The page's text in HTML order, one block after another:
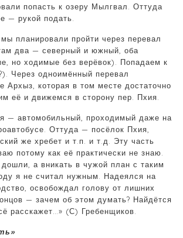
попасть к озеру Мылгвал. Оттуда
— рукой подать.
планировали пройти через перевал
два — северный и южный, оба
но ходимые без верёвок). Попадаем к
Через одноимённый перевал
Архыз, которая в том месте достаточно
её и движемся в сторону пер. Пхия.
— автомобильный, проходимый даже на
Оттуда — посёлок Пхия,
же хребет и т.п. и т.д. Эту часть
потому как её практически не знаю.
а вникать в чужой план с таким
я не считал нужным. Надеялся на
освобождал голову от лишних
— зачем об этом думать? Найдётся
расскажет…» (С) Гребенщиков.